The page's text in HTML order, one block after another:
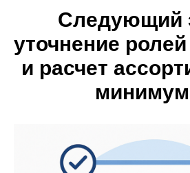
Следующий
уточнение ролей
и расчет